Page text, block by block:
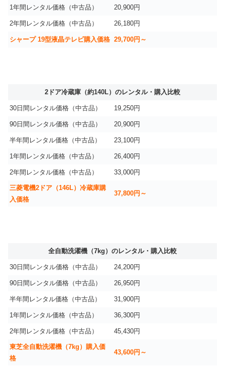
1年間レンタル価格（中古品） 20,900円
2年間レンタル価格（中古品） 26,180円
シャープ 19型液晶テレビ購入価格 29,700円～
2ドア冷蔵庫（約140L）のレンタル・購入比較
30日間レンタル価格（中古品） 19,250円
90日間レンタル価格（中古品） 20,900円
半年間レンタル価格（中古品） 23,100円
1年間レンタル価格（中古品） 26,400円
2年間レンタル価格（中古品） 33,000円
三菱電機2ドア（146L）冷蔵庫購
入価格
37,800円～
全自動洗濯機（7kg）のレンタル・購入比較
30日間レンタル価格（中古品） 24,200円
90日間レンタル価格（中古品） 26,950円
半年間レンタル価格（中古品） 31,900円
1年間レンタル価格（中古品） 36,300円
2年間レンタル価格（中古品） 45,430円
東芝全自動洗濯機（7kg）購入価
格
43,600円～